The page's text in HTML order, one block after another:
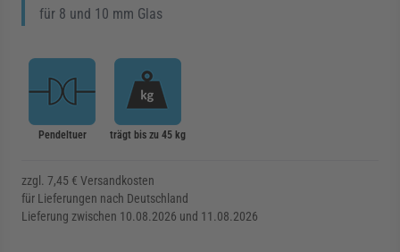
für 8 und 10 mm Glas
Pendeltuer trägt bis zu 45 kg
zzgl. 7,45 € Versandkosten
für Lieferungen nach Deutschland
Lieferung zwischen 10.08.2026 und 11.08.2026